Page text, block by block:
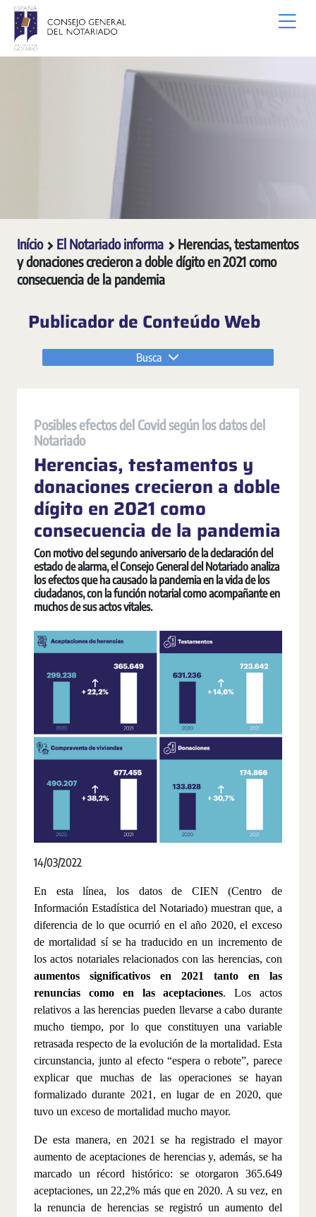
Pular para o Conteúdo principal
Início El Notariado informa
Herencias, testamentos
y donaciones crecieron a doble dígito en 2021 como
consecuencia de la pandemia
Publicador de Conteúdo Web
Busca
Posibles efectos del Covid según los datos del
Notariado
Herencias, testamentos y
donaciones crecieron a doble
dígito en 2021 como
consecuencia de la pandemia
Con motivo del segundo aniversario de la declaración del
estado de alarma, el Consejo General del Notariado analiza
los efectos que ha causado la pandemia en la vida de los
ciudadanos, con la función notarial como acompañante en
muchos de sus actos vitales.
14/03/2022
En esta línea, los datos de CIEN (Centro de
Información Estadística del Notariado) muestran que, a
diferencia de lo que ocurrió en el año 2020, el exceso
de mortalidad sí se ha traducido en un incremento de
los actos notariales relacionados con las herencias, con
aumentos significativos
en 2021
tanto en las
renuncias como en las aceptaciones. Los actos
relativos a las herencias pueden llevarse a cabo durante
mucho tiempo, por lo que constituyen una variable
retrasada respecto de la evolución de la mortalidad. Esta
circunstancia, junto al efecto “espera o rebote”, parece
explicar que muchas de las operaciones se hayan
formalizado durante 2021, en lugar de en 2020, que
tuvo un exceso de mortalidad mucho mayor.
De esta manera, en 2021 se ha registrado el mayor
aumento de aceptaciones de herencias y, además, se ha
marcado un récord histórico: se otorgaron 365.649
aceptaciones, un 22,2% más que en 2020. A su vez, en
la renuncia de herencias se registró un aumento del